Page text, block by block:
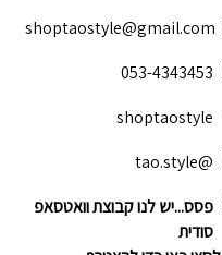
shoptaostyle@gmail.com
053-4343453
shoptaostyle
@tao.style
פסס...יש לנו קבוצת וואטסאפ
סודית